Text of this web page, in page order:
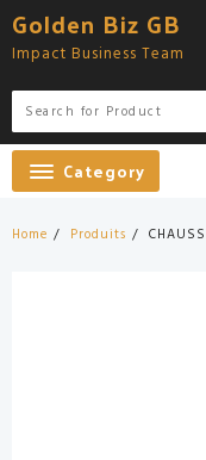
Skip
to
content
Golden Biz GB
Impact Business Team
Category
Home Produits